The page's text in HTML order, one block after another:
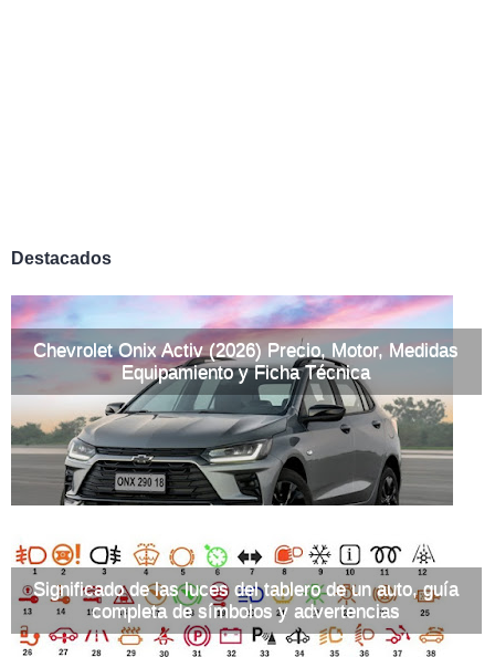
Destacados
Chevrolet Onix Activ (2026) Precio, Motor, Medidas
Equipamiento y Ficha Técnica
Significado de las luces del tablero de un auto, guía
completa de símbolos y advertencias